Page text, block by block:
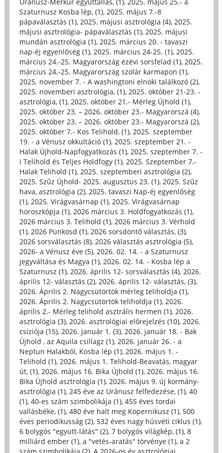
Uránusz-Merkúr együttállás, (1), 2025. május 25.- a
Szaturnusz Kosba lép, (1), 2025. május 7.-8
pápaválasztás (1), 2025. májusi asztrológia (4), 2025.
májusi asztrológia- pápaválasztás (1), 2025. májusi
mundán asztrológia (1), 2025. március 20. - tavaszi
nap-éj egyenlőség (1), 2025. március 24-25. (1), 2025.
március 24.-25. Magyarország ézévi sorsfelad (1), 2025.
március 24.-25. Magyarország szolár karmapon (1),
2025. november 7. - A washingtoni elnöki találkozó (2),
2025. novemberi asztrológia, (1), 2025. október 21-23. -
asztrológia, (1), 2025. október 21.- Mérleg Újhold (1),
2025. október 23. – 2026. október 23.- Magyarorszá (4),
2025. október 23. – 2026. október 23.- Magyarorszá (2),
2025. október 7.- Kos Telihold, (1), 2025. szeptember
19. - a Vénusz okkultáció (1), 2025. szeptember 21. -
Halak Újhold-Napfogyatkozás (1), 2025. szeptember 7. -
i Telihold és Teljes Holdfogy (1), 2025. Szeptember 7.-
Halak Telihold (1), 2025. szeptemberi asztrológia (2),
2025. Szűz Újhold- 2025. augusztus 23. (1), 2025. Szűz
hava, asztrológia (2), 2025. tavaszi Nap-éj egyenlőség
(1), 2025. Virágvasárnap (1), 2025. Virágvasárnap
horoszkópja (1), 2026 március 3. Holdfogyatkozás (1),
2026 március 3. Telihold (1), 2026 március 3. Vérhold
(1), 2026 Pünkösd (1), 2026 sorsdöntő választás, (3),
2026 sorsválasztás (8), 2026 választás asztrológia (5),
2026- a Vénusz éve (5), 2026. 02. 14. - a Szaturnusz
jegyváltása és Magya (1), 2026. 02. 14. - Kosba lép a
Szaturnusz (1), 2026. április 12- sorsválasztás (4), 2026.
április 12- választás (2), 2026. április 12- választás, (3),
2026. Április 2. Nagycsütörtök mérleg teliholdja (1),
2026. Április 2. Nagycsütörtök teliholdja (1), 2026.
április 2.- Mérleg telihold asztrális hermen (1), 2026.
asztrológia (3), 2026. asztrológiai előrejelzés (10), 2026.
csíziója (15), 2026. január 1. (3), 2026. január 18. - Bak
Újhold , az Aquila csillagz (1), 2026. január 26. - a
Neptun Halakból, Kosba lép (1), 2026. május 1. -
Telihold (1), 2026. május 1. Telihold-Beavatás, magyar
út, (1), 2026. május 16. Bika Újhold (1), 2026. május 16.
Bika Újhold asztrológia (1), 2026. május 9. új kormány-
asztrológia (1), 245 éve az Uránusz felfedezése, (1), 40
(1), 40-es szám szimbolikája (1), 455 éves tordai
vallásbéke, (1), 480 éve halt meg Kopernikusz (1), 500
éves periodikusság (2), 532 éves nagy húsvéti ciklus (1),
6 bolygós "együtt-látás" (2), 7 bolygós világkép, (1), 8
milliárd ember (1), a "vetés-aratás" törvénye (1), a 2